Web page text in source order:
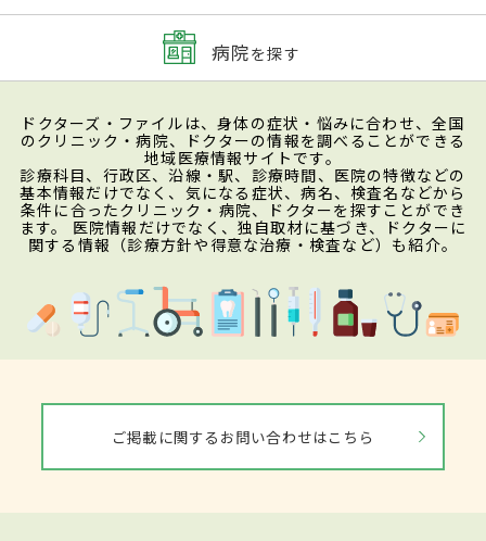
病院を探す
ドクターズ・ファイルは、身体の症状・悩みに合わせ、全国
のクリニック・病院、ドクターの情報を調べることができる
地域医療情報サイトです。
診療科目、行政区、沿線・駅、診療時間、医院の特徴などの
基本情報だけでなく、気になる症状、病名、検査名などから
条件に合ったクリニック・病院、ドクターを探すことができ
ます。 医院情報だけでなく、独自取材に基づき、ドクターに
関する情報（診療方針や得意な治療・検査など）も紹介。
ご掲載に関するお問い合わせはこちら